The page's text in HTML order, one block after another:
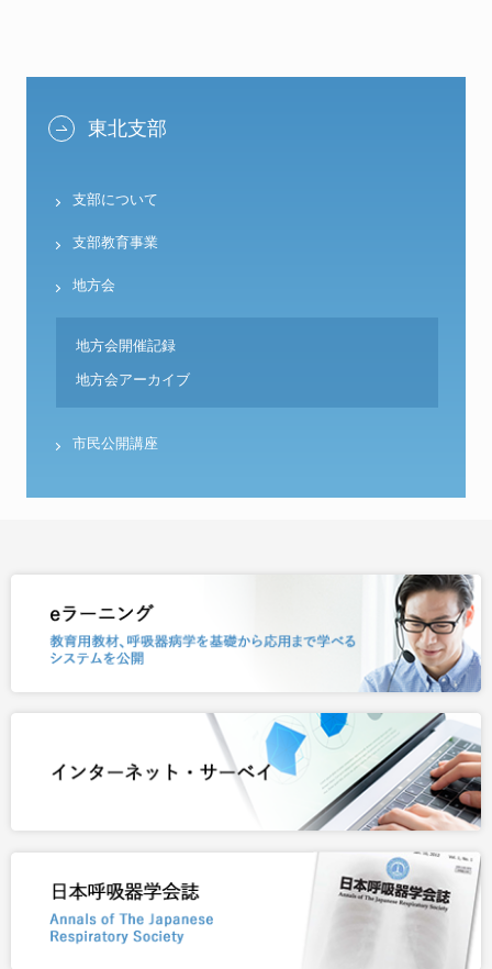
東北支部
支部について
支部教育事業
地方会
地方会開催記録
地方会アーカイブ
市民公開講座